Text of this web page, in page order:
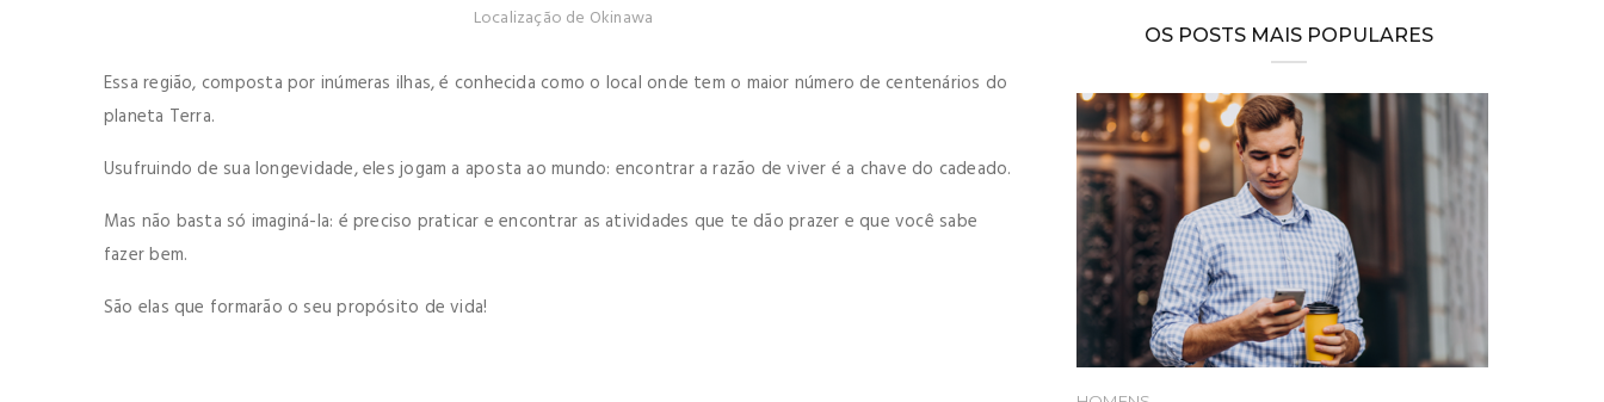
Localização de Okinawa
Essa região, composta por inúmeras ilhas, é conhecida como o local onde tem o maior número de centenários do
planeta Terra.
Usufruindo de sua longevidade, eles jogam a aposta ao mundo: encontrar a razão de viver é a chave do cadeado.
Mas não basta só imaginá-la: é preciso praticar e encontrar as atividades que te dão prazer e que você sabe
fazer bem.
São elas que formarão o seu propósito de vida!
OS POSTS MAIS POPULARES